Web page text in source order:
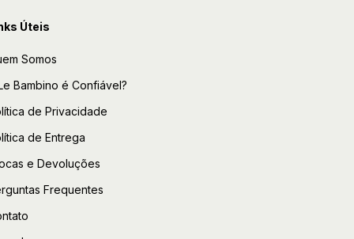
Úteis
Somos
Bambino é Confiável?
de Privacidade
de Entrega
e Devoluções
Frequentes